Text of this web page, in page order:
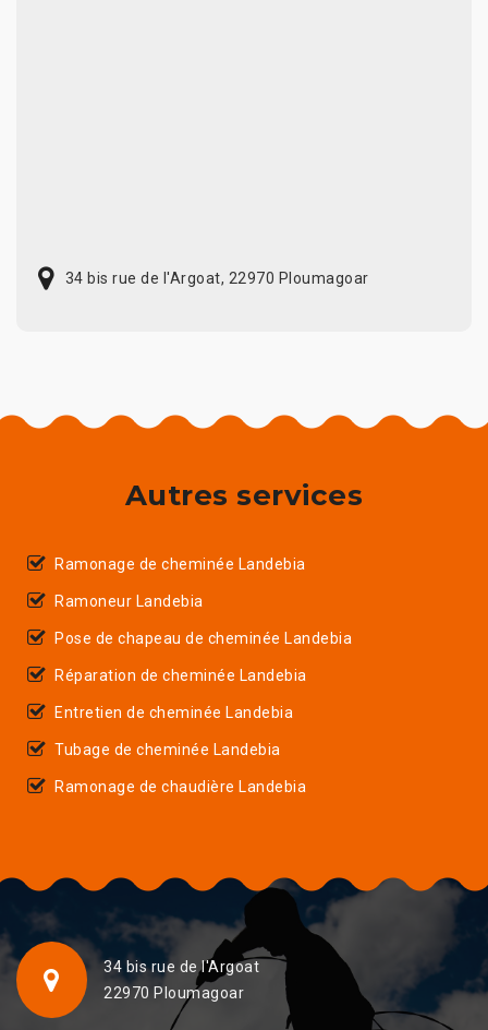
34 bis rue de l'Argoat, 22970 Ploumagoar
Autres services
Ramonage de cheminée Landebia
Ramoneur Landebia
Pose de chapeau de cheminée Landebia
Réparation de cheminée Landebia
Entretien de cheminée Landebia
Tubage de cheminée Landebia
Ramonage de chaudière Landebia
34 bis rue de l'Argoat
22970 Ploumagoar